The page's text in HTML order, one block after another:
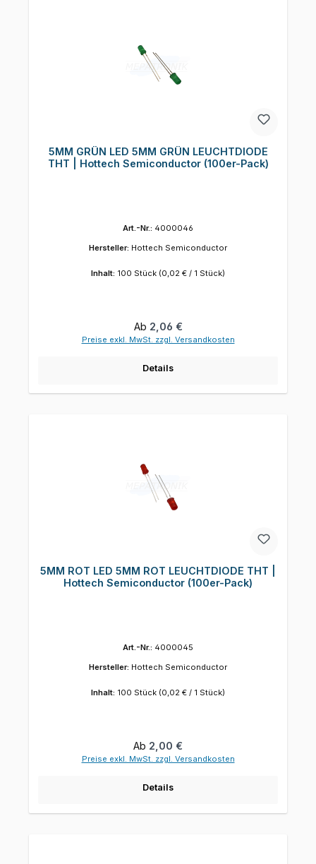
5MM GRÜN LED 5MM GRÜN LEUCHTDIODE
THT | Hottech Semiconductor (100er-Pack)
Art.-Nr.: 4000046
Hersteller: Hottech Semiconductor
Inhalt: 100 Stück (0,02 € / 1 Stück)
Regulärer Preis:
Ab 2,06 €
Preise exkl. MwSt. zzgl. Versandkosten
Details
5MM ROT LED 5MM ROT LEUCHTDIODE THT |
Hottech Semiconductor (100er-Pack)
Art.-Nr.: 4000045
Hersteller: Hottech Semiconductor
Inhalt: 100 Stück (0,02 € / 1 Stück)
Regulärer Preis:
Ab 2,00 €
Preise exkl. MwSt. zzgl. Versandkosten
Details